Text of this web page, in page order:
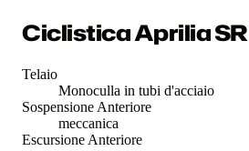
Ciclistica Aprilia
Telaio
Monoculla in tubi d'acciaio
Sospensione Anteriore
meccanica
Escursione Anteriore